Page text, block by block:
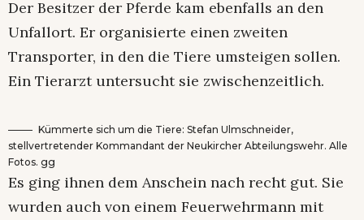
Der Besitzer der Pferde kam ebenfalls an den
Unfallort. Er organisierte einen zweiten
Transporter, in den die Tiere umsteigen sollen.
Ein Tierarzt untersucht sie zwischenzeitlich.
Kümmerte sich um die Tiere: Stefan Ulmschneider,
stellvertretender Kommandant der Neukircher Abteilungswehr. Alle
Fotos. gg
Es ging ihnen dem Anschein nach recht gut. Sie
wurden auch von einem Feuerwehrmann mit